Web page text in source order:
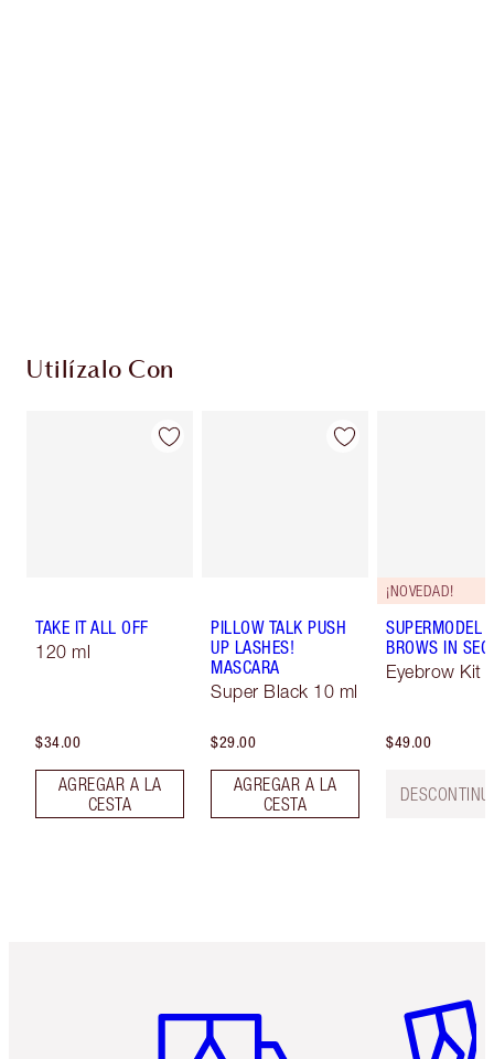
Utilízalo Con
TAKE IT ALL OFF
120 ml
$34.00
AGREGAR A LA
CESTA
PILLOW TALK PUSH
UP LASHES!
MASCARA
Super Black 10 ml
$29.00
AGREGAR A LA
CESTA
¡NOVEDAD!
SUPERMODEL
BROWS IN
Eyebrow Kit
$49.00